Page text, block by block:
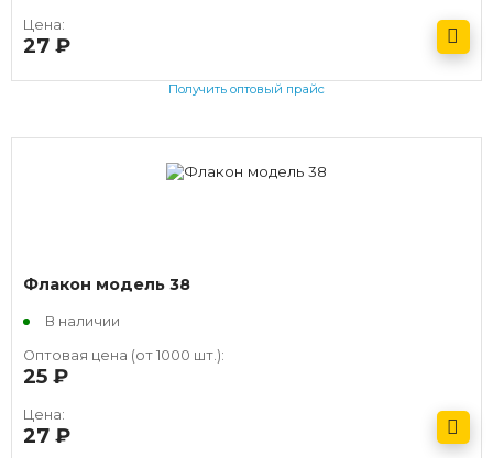
Цена:
27
Получить оптовый прайс
Флакон модель 38
В наличии
Оптовая цена (от 1000 шт.):
25
Цена:
27